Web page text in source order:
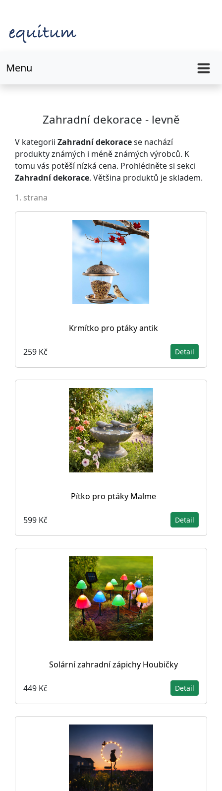
Menu
Zahradní dekorace - levně
V kategorii Zahradní dekoracese nachází
produkty známých i méně známých výrobců. K
tomu vás potěší nízká cena. Prohlédněte si sekci
Zahradní dekorace. Většina produktů je skladem.
1. strana
Krmítko pro ptáky antik
259 Kč Detail
Pítko pro ptáky Malme
599 Kč Detail
Solární zahradní zápichy Houbičky
449 Kč Detail